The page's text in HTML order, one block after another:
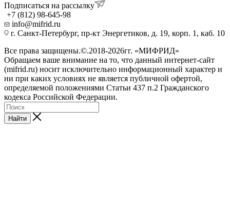
Подписаться на рассылку
+7 (812) 98-645-98
info@mifrid.ru
г. Санкт-Петербург, пр-кт Энергетиков, д. 19, корп. 1, каб. 10
Все права защищены.©.2018-2026гг. «МИФРИД»
Обращаем ваше внимание на то, что данный интернет-сайт
(mifrid.ru) носит исключительно информационный характер и
ни при каких условиях не является публичной офертой,
определяемой положениями Статьи 437 п.2 Гражданского
кодекса Российской Федерации.
Найти